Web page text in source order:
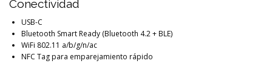
Conectividad
USB-C
Bluetooth Smart Ready (Bluetooth 4.2 + BLE)
WiFi 802.11 a/b/g/n/ac
NFC Tag para emparejamiento rápido